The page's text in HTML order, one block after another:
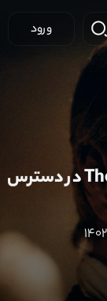
ورود
تریلر رسمی فیلم The Promised Land در دسترس